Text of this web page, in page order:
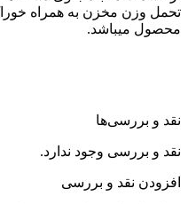
تحمل وزن مخزن به همراه
محصول میباشد.
نقد و بررسی‌ها
نقد و بررسی وجود ندارد.
افزودن نقد و بررسی